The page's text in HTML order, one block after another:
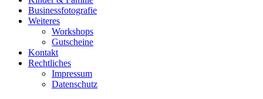
Businessfotografie
Weiteres
Workshops
Gutscheine
Kontakt
Rechtliches
Impressum
Datenschutz